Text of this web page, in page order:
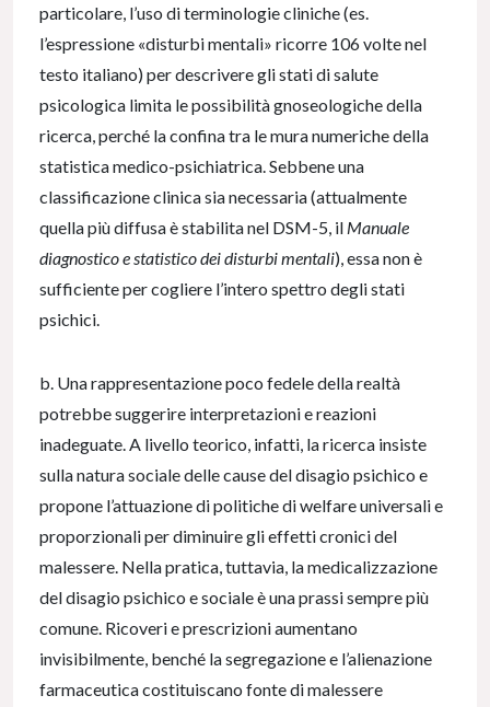
particolare, l’uso di terminologie cliniche (es.
l’espressione «disturbi mentali» ricorre 106 volte nel
testo italiano) per descrivere gli stati di salute
psicologica limita le possibilità gnoseologiche della
ricerca, perché la confina tra le mura numeriche della
statistica medico-psichiatrica. Sebbene una
classificazione clinica sia necessaria (attualmente
quella più diffusa è stabilita nel DSM-5, il Manuale
diagnostico e statistico dei disturbi mentali), essa non è
sufficiente per cogliere l’intero spettro degli stati
psichici.
b. Una rappresentazione poco fedele della realtà
potrebbe suggerire interpretazioni e reazioni
inadeguate. A livello teorico, infatti, la ricerca insiste
sulla natura sociale delle cause del disagio psichico e
propone l’attuazione di politiche di welfare universali e
proporzionali per diminuire gli effetti cronici del
malessere. Nella pratica, tuttavia, la medicalizzazione
del disagio psichico e sociale è una prassi sempre più
comune. Ricoveri e prescrizioni aumentano
invisibilmente, benché la segregazione e l’alienazione
farmaceutica costituiscano fonte di malessere